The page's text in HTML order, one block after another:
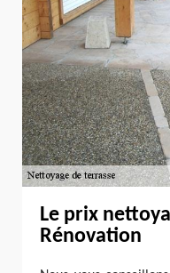
Le prix
Rénovation